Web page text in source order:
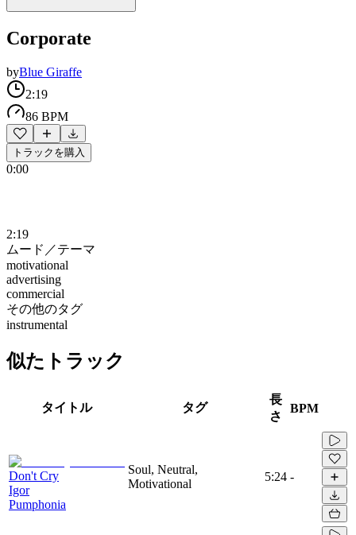
Corporate
byBlue Giraffe
2:19
86 BPM
トラックを購入
0:00
2:19
ムード／テーマ
motivational
advertising
commercial
その他のタグ
instrumental
似たトラック
タイトル タグ
長
さ
BPM
Don't Cry
Igor
Pumphonia
Soul, Neutral,
Motivational
5:24 -